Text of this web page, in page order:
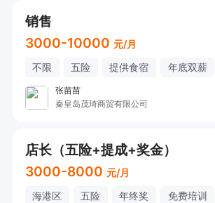
销售
3000-10000 元/月
不限 五险 提供食宿 年底双薪
张苗苗
秦皇岛茂琦商贸有限公司
店长（五险+提成+奖金）
3000-8000 元/月
海港区 五险 年终奖 免费培训